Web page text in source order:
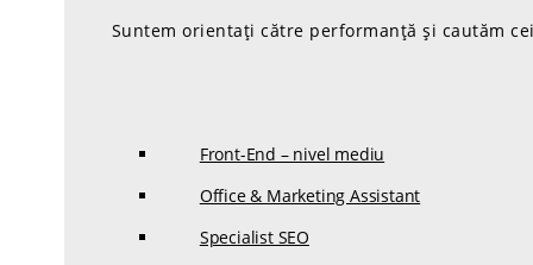
Suntem orientați către performanță și cautăm
Front-End – nivel mediu
Office & Marketing Assistant
Specialist SEO